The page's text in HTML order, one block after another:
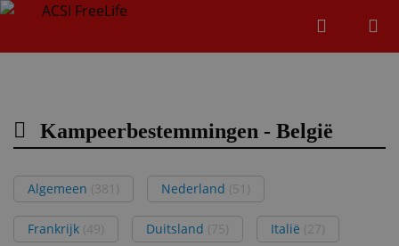
Kampeerbestemmingen - België
Algemeen (381) Nederland (51)
Frankrijk (49) Duitsland (75) Italië (27)